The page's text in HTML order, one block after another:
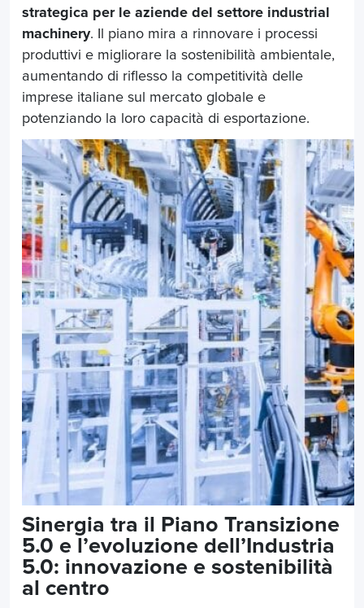
strategica per le aziende del settore industrial
machinery. Il piano mira a rinnovare i processi
produttivi e migliorare la sostenibilità ambientale,
aumentando di riflesso la competitività delle
imprese italiane sul mercato globale e
potenziando la loro capacità di esportazione.
Sinergia tra il Piano Transizione
5.0 e l’evoluzione dell’Industria
5.0: innovazione e sostenibilità
al centro